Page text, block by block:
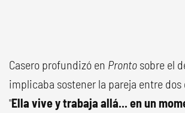
Casero profundizó en Pronto sobre el
implicaba sostener la pareja entre
"Ella vive y trabaja allá... en un